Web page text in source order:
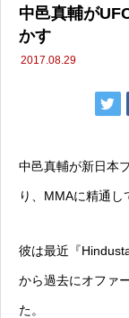
中邑真輔が
かす
2017.08.29
中邑真輔が新日本
り、MMAに精通し
彼は最近『
から過去にオファ
た。